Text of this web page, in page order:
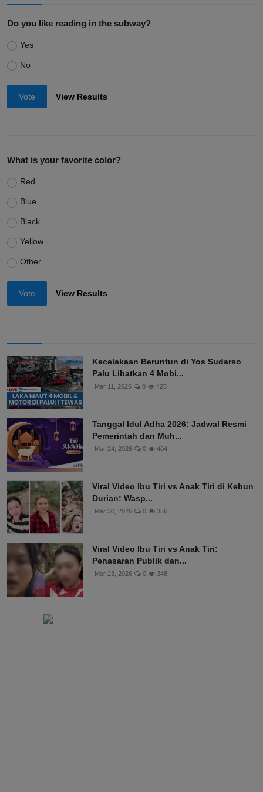
Do you like reading in the subway?
Yes
No
Vote View Results
What is your favorite color?
Red
Blue
Black
Yellow
Other
Vote View Results
Kecelakaan Beruntun di Yos Sudarso
Palu Libatkan 4 Mobi...
Mar 11, 2026 0 425
Tanggal Idul Adha 2026: Jadwal Resmi
Pemerintah dan Muh...
Mar 24, 2026 0 404
Viral Video Ibu Tiri vs Anak Tiri di Kebun
Durian: Wasp...
Mar 30, 2026 0 356
Viral Video Ibu Tiri vs Anak Tiri:
Penasaran Publik dan...
Mar 23, 2026 0 348